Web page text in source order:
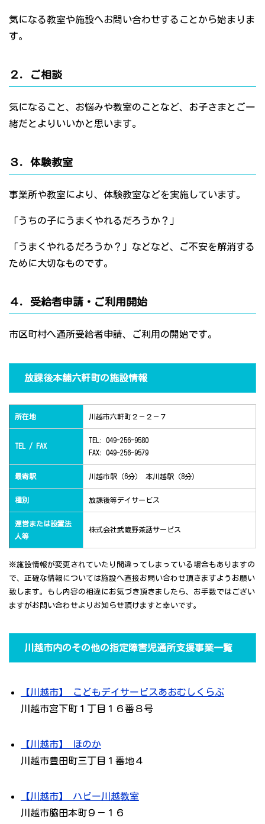
気になる教室や施設へお問い合わせすることから始まりま
す。
２．ご相談
気になること、お悩みや教室のことなど、お子さまとご一
緒だとよりいいかと思います。
３．体験教室
事業所や教室により、体験教室などを実施しています。
「うちの子にうまくやれるだろうか？」
「うまくやれるだろうか？」などなど、ご不安を解消する
ために大切なものです。
４．受給者申請・ご利用開始
市区町村へ通所受給者申請、ご利用の開始です。
放課後本舗六軒町の施設情報
所在地 川越市六軒町２－２－７
TEL / FAX
TEL: 049-256-9580
FAX: 049-256-9579
最寄駅 川越市駅（6分） 本川越駅（8分）
種別 放課後等デイサービス
運営または設置法
人等
株式会社武蔵野茶話サービス
※施設情報が変更されていたり間違ってしまっている場合もありますの
で、正確な情報については施設へ直接お問い合わせ頂きますようお願い
致します。もし内容の相違にお気づき頂きましたら、お手数ではござい
ますがお問い合わせよりお知らせ頂けますと幸いです。
川越市内のその他の指定障害児通所支援事業一覧
【川越市】 こどもデイサービスあおむしくらぶ
川越市宮下町１丁目１６番８号
【川越市】 ほのか
川越市豊田町三丁目１番地４
【川越市】 ハビー川越教室
川越市脇田本町９－１６